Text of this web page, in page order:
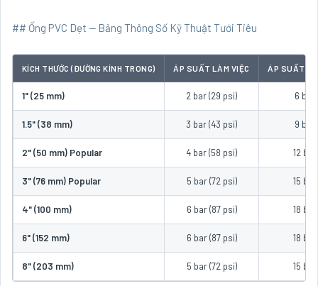
## Ống PVC Dẹt — Bảng Thông Số Kỹ Thuật Tưới Tiêu
KÍCH THƯỚC (ĐƯỜNG KÍNH TRONG) ÁP SUẤT LÀM VIỆC ÁP SUẤT
1" (25 mm) 2 bar (29 psi) 6 bar
1.5" (38 mm) 3 bar (43 psi) 9 bar
2" (50 mm) Popular 4 bar (58 psi) 12 bar
3" (76 mm) Popular 5 bar (72 psi) 15 bar
4" (100 mm) 6 bar (87 psi) 18 bar
6" (152 mm) 6 bar (87 psi) 18 bar
8" (203 mm) 5 bar (72 psi) 15 bar